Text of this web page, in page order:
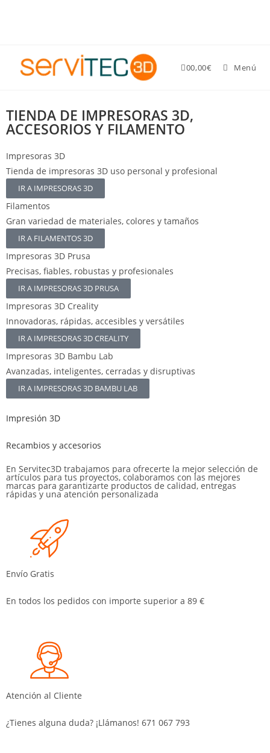
00,00€ Menú
TIENDA DE IMPRESORAS 3D,
ACCESORIOS Y FILAMENTO
Impresoras 3D
Tienda de impresoras 3D uso personal y profesional
IR A IMPRESORAS 3D
Filamentos
Gran variedad de materiales, colores y tamaños
IR A FILAMENTOS 3D
Impresoras 3D Prusa
Precisas, fiables, robustas y profesionales
IR A IMPRESORAS 3D PRUSA
Impresoras 3D Creality
Innovadoras, rápidas, accesibles y versátiles
IR A IMPRESORAS 3D CREALITY
Impresoras 3D Bambu Lab
Avanzadas, inteligentes, cerradas y disruptivas
IR A IMPRESORAS 3D BAMBU LAB
Impresión 3D
Recambios y accesorios
En Servitec3D trabajamos para ofrecerte la mejor selección de
artículos para tus proyectos, colaboramos con las mejores
marcas para garantizarte productos de calidad, entregas
rápidas y una atención personalizada
Envío Gratis
En todos los pedidos con importe superior a 89 €
Atención al Cliente
¿Tienes alguna duda? ¡Llámanos! 671 067 793